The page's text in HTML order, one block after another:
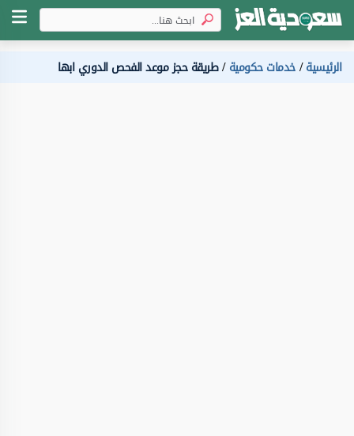
الرئيسية خدمات حكومية طريقة حجز موعد الفحص الدوري ابها